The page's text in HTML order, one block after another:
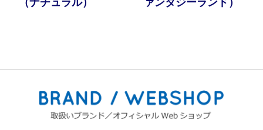
（ナチュラル）
ァンタジーランド）